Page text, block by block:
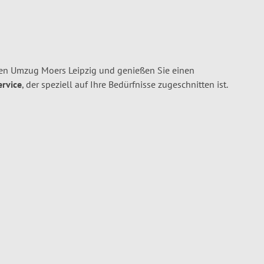
Umzug Moers Leipzig und genießen Sie einen
, der speziell auf Ihre Bedürfnisse zugeschnitten ist.